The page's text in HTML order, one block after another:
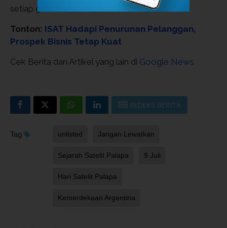
setiap 9 Juli di Indonesia dan Dunia.
Tonton: ISAT Hadapi Penurunan Pelanggan,
Prospek Bisnis Tetap Kuat
Cek Berita dan Artikel yang lain di Google News
INDEKS BERITA
Tag unlisted Jangan Lewatkan
Sejarah Satelit Palapa 9 Juli
Hari Satelit Palapa
Kemerdekaan Argentina